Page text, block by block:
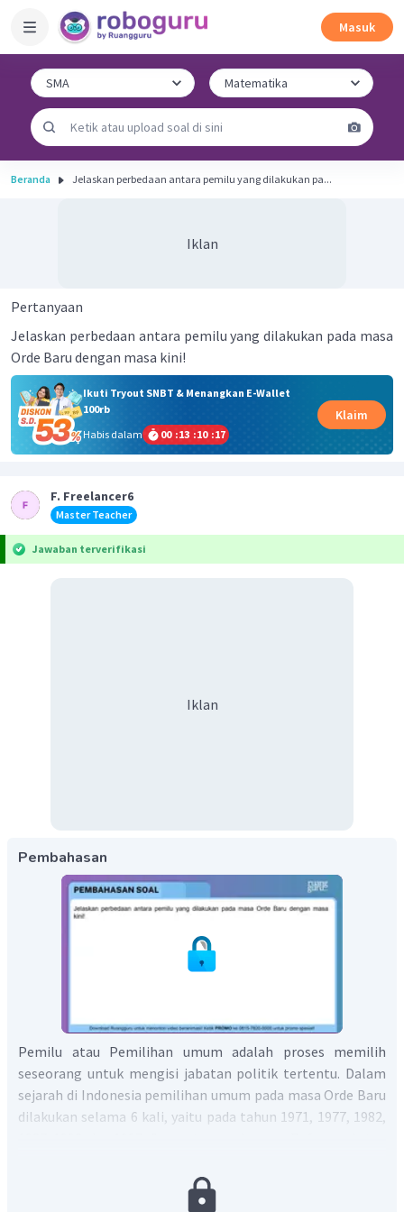
Masuk
Beranda Jelaskan perbedaan antara pemilu yang dilakukan pa...
Iklan
Pertanyaan
Jelaskan perbedaan antara pemilu yang dilakukan pada masa
Orde Baru dengan masa kini!
Ikuti Tryout SNBT & Menangkan E-Wallet
100rb
Habis dalam
00 :13 :10 :17
Klaim
F. Freelancer6
Master Teacher
Jawaban terverifikasi
Iklan
Pembahasan
Pemilu atau Pemilihan umum adalah proses memilih
seseorang untuk mengisi jabatan politik tertentu. Dalam
sejarah di Indonesia pemilihan umum pada masa Orde Baru
dilakukan selama 6 kali, yaitu pada tahun 1971, 1977, 1982,
tahun 1999, 2004, 2009, 2014 dan yang terakhir
dilaksanakan pada tahun 2019. Pemilihan umum pada kedua